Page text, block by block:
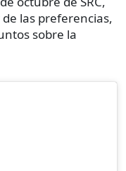
las preferencias,
sobre la